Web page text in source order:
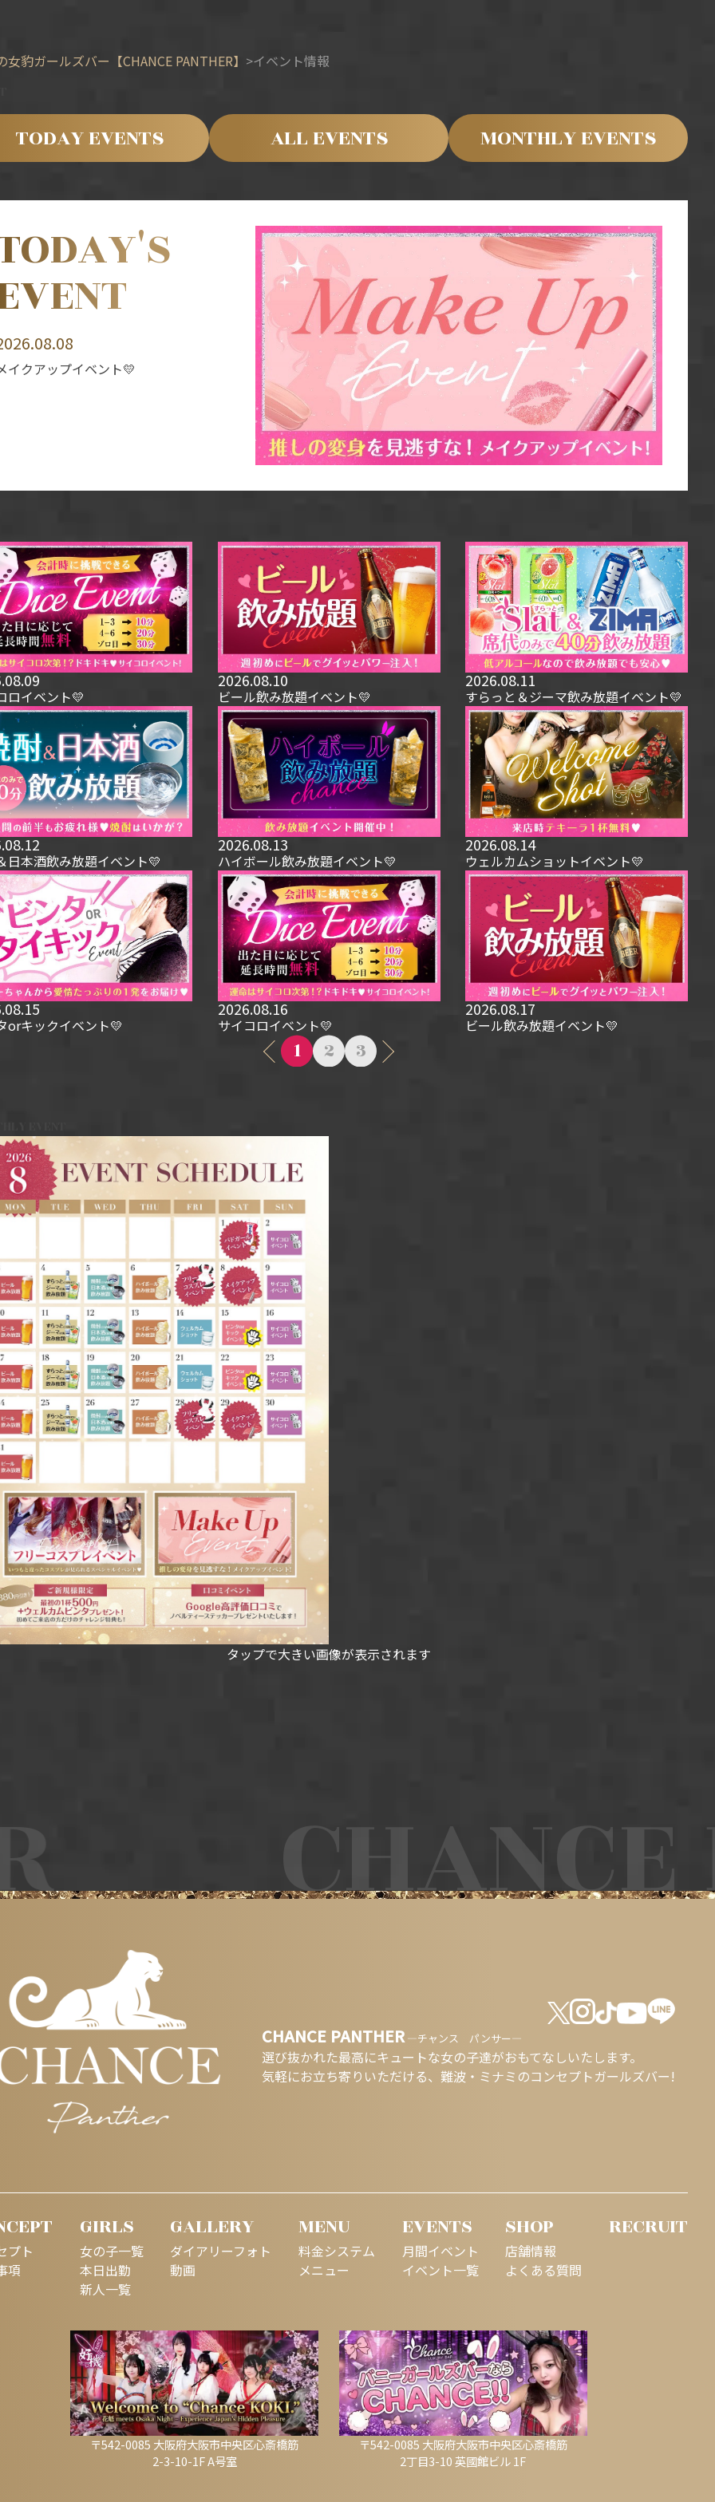
女豹ガールズバー【CHANCE PANTHER】 イベント情報
TODAY EVENTS ALL EVENTS MONTHLY EVENTS
イクアップイベント💛
ロイベント💛
2026.08.10
ビール飲み放題イベント💛
2026.08.11
すらっと＆ジーマ飲み放題イベント💛
日本酒飲み放題イベント💛
2026.08.13
ハイボール飲み放題イベント💛
2026.08.14
ウェルカムショットイベント💛
orキックイベント💛
2026.08.16
サイコロイベント💛
2026.08.17
ビール飲み放題イベント💛
1 2 3
タップで大きい画像が表示されます
CHANCE
CHANCE PANTHER―チャンス パンサー―
選び抜かれた最高にキュートな女の子達がおもてなしいたします。
気軽にお立ち寄りいただける、 難波・ミナミのコンセプトガールズバー!
プト
項
GIRLS
女の子一覧
本日出勤
新人一覧
GALLERY
ダイアリーフォト
動画
MENU
料金システム
メニュー
EVENTS
月間イベント
イベント一覧
SHOP
店舗情報
よくある質問
RECRUIT
〒542-0085 大阪府大阪市中央区心斎橋筋
2-3-10-1F A号室
〒542-0085 大阪府大阪市中央区心斎橋筋
2丁目3-10 英國館ビル 1F